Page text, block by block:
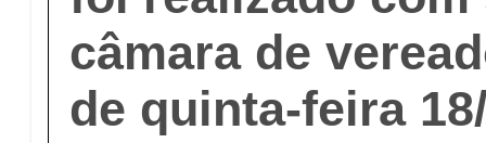
câmara de
de quinta-feira